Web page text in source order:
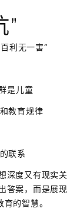
利无一害”
是儿童
教育规律
联系
深度又有现实关
答案，而是展现
的智慧。